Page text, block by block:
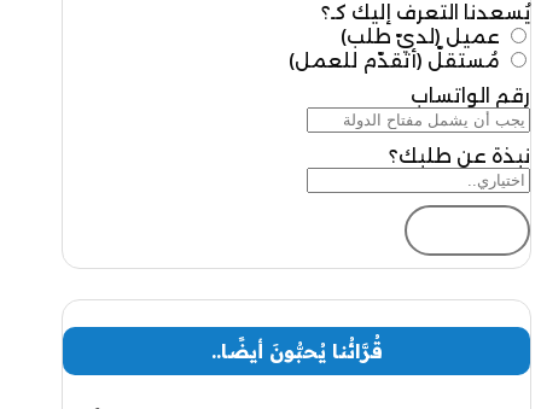
يُسعدنا التعرف إليك كـ؟
عميل (لديّ طلب)
مُستقلّ (أتقدّم للعمل)
رقم الواتساب
نبذة عن طلبك؟
قُرَّائُنا يُحبُّونَ أيضًا..